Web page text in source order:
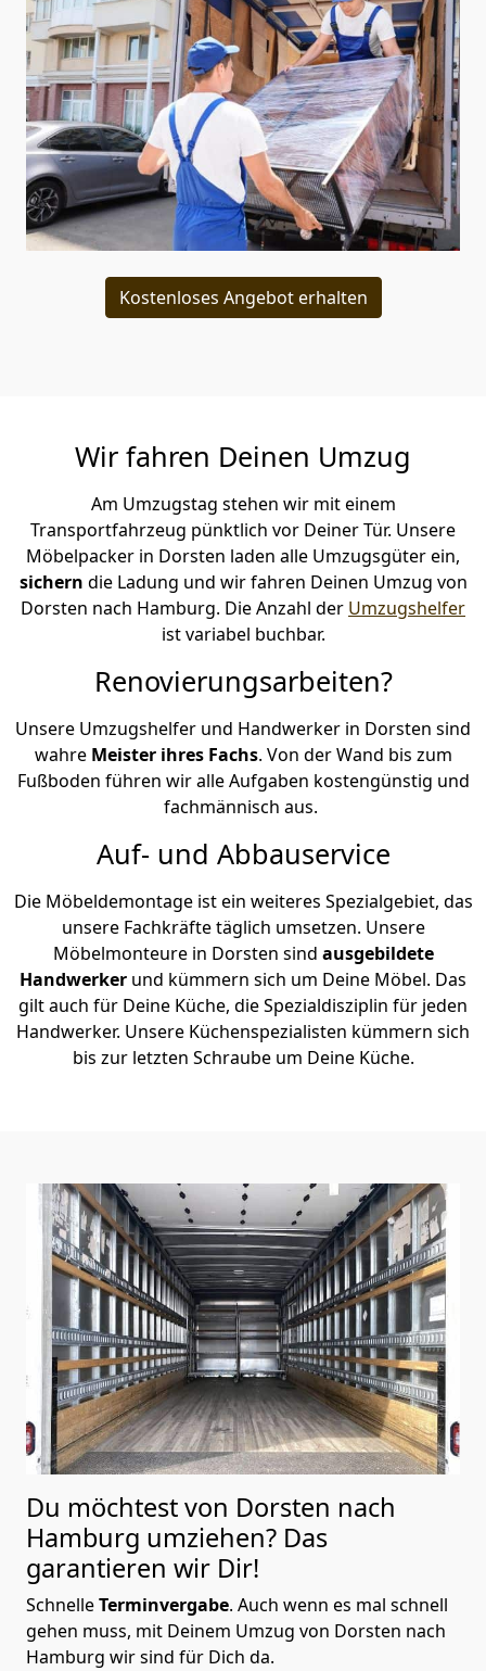
Kostenloses Angebot erhalten
Wir fahren Deinen Umzug
Am Umzugstag stehen wir mit einem
Transportfahrzeug pünktlich vor Deiner Tür. Unsere
Möbelpacker in Dorsten laden alle Umzugsgüter ein,
sichern die Ladung und wir fahren Deinen Umzug von
Dorsten nach Hamburg. Die Anzahl der Umzugshelfer
ist variabel buchbar.
Renovierungsarbeiten?
Unsere Umzugshelfer und Handwerker in Dorsten sind
wahre Meister ihres Fachs. Von der Wand bis zum
Fußboden führen wir alle Aufgaben kostengünstig und
fachmännisch aus.
Auf- und Abbauservice
Die Möbeldemontage ist ein weiteres Spezialgebiet, das
unsere Fachkräfte täglich umsetzen. Unsere
Möbelmonteure in Dorsten sind ausgebildete
Handwerker und kümmern sich um Deine Möbel. Das
gilt auch für Deine Küche, die Spezialdisziplin für jeden
Handwerker. Unsere Küchenspezialisten kümmern sich
bis zur letzten Schraube um Deine Küche.
Du möchtest von Dorsten nach
Hamburg umziehen? Das
garantieren wir Dir!
SchnelleTerminvergabe. Auch wenn es mal schnell
gehen muss, mit Deinem Umzug von Dorsten nach
Hamburg wir sind für Dich da.